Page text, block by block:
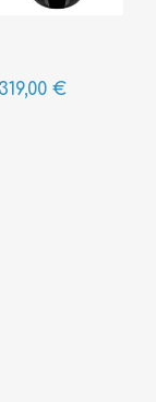
319,00 €